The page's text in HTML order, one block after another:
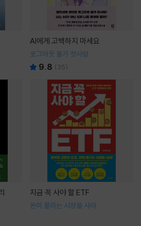
AI에게 고백하지 마세요
로그아웃 불가 첫사랑
9.8 ( 35)
지금 꼭 사야 할 ETF
돈이 몰리는 시장을 사라